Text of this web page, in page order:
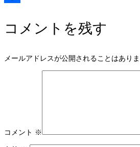
有
コメントを残す
メールアドレスが公開されることはありま
コメント ※